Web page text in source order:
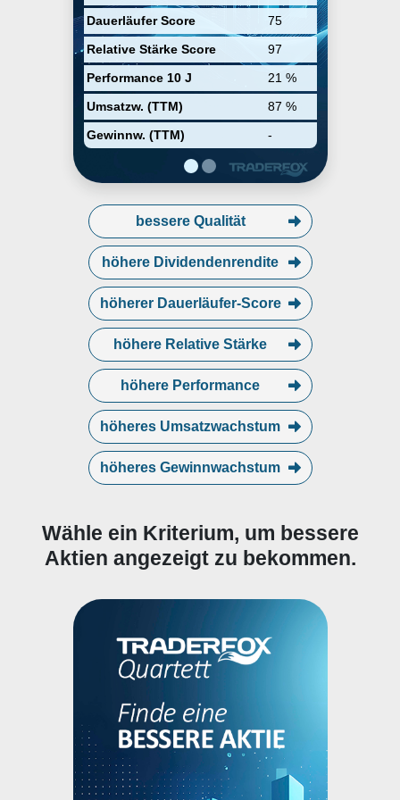
Dauerläufer Score
75
Relative Stärke Score
97
Performance 10 J
21 %
Umsatzw. (TTM)
87 %
Gewinnw. (TTM)
-
telecommunications, and
instrumentation. The company
was founded on June 15, 1992
and is headquartered in Orlando,
FL.
bessere Qualität
höhere Dividendenrendite
höherer Dauerläufer-Score
höhere Relative Stärke
höhere Performance
höheres Umsatzwachstum
höheres Gewinnwachstum
Wähle ein Kriterium, um bessere
Aktien angezeigt zu bekommen.